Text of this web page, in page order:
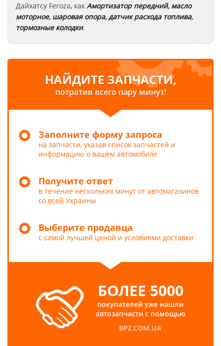
Дайхатсу Feroza, как Амортизатор передний, масло
моторное, шаровая опора,датчик расхода топлива,
тормозные колодки.
НАЙДИТЕ ЗАПЧАСТИ,
потратив всего пару минут!
Заполните форму запроса
на запчасти, указав список запчастей и
информацию о вашем автомобиле
Получите ответ
в течение нескольких минут от автомагазинов
со всей Украины
Выберите продавца
с самой лучшей ценой и условиями доставки
БОЛЕЕ 5000
покупателей уже нашли
автозапчасти с помощью
BPZ.COM.UA